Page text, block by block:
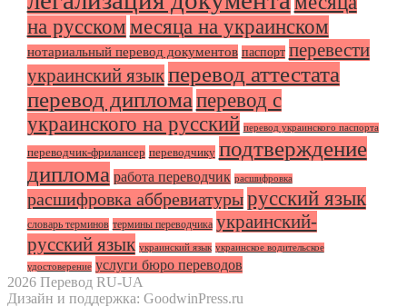
на русском месяца на украинском
нотариальный перевод документов паспорт перевести
украинский языкперевод аттестата
перевод диплома перевод с
украинского на русский перевод украинского паспорта
переводчик-фрилансер переводчику подтверждение
диплома работа переводчик расшифровка
расшифровка аббревиатуры русский язык
словарь терминов термины переводчика украинский-
русский язык украинский язык украинское водительское
удостоверение услуги бюро переводов
2026 Перевод RU-UA
Дизайн и поддержка: GoodwinPress.ru